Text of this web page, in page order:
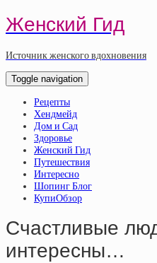
Женский Гид
Источник женского вдохновения
Toggle navigation
Рецепты
Хендмейд
Дом и Сад
Здоровье
Женский Гид
Путешествия
Интересно
Шопинг Блог
КупиОбзор
Счастливые
интересны…